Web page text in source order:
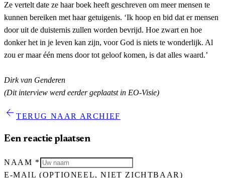
Ze vertelt date ze haar boek heeft geschreven om meer mensen te
kunnen bereiken met haar getuigenis. ‘Ik hoop en bid dat er mensen
door uit de duisternis zullen worden bevrijd. Hoe zwart en hoe
donker het in je leven kan zijn, voor God is niets te wonderlijk. Al
zou er maar één mens door tot geloof komen, is dat alles waard.’
Dirk van Genderen
(Dit interview werd eerder geplaatst in EO-Visie)
arrow_back TERUG NAAR ARCHIEF
Een reactie plaatsen
NAAM *
E-MAIL(OPTIONEEL, NIET ZICHTBAAR)